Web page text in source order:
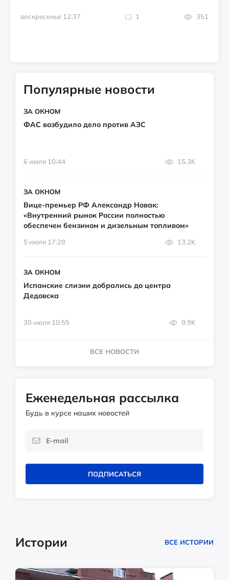
воскресенье 12:37 1 351
Популярные новости
ЗА ОКНОМ
ФАС возбудило дело против АЗС
6 июля 10:44 15.3K
ЗА ОКНОМ
Вице-премьер РФ Александр Новак:
«Внутренний рынок России полностью
обеспечен бензином и дизельным топливом»
5 июля 17:28 13.2K
ЗА ОКНОМ
Испанские слизни добрались до центра
Дедовска
30 июля 10:55 9.9K
ВСЕ НОВОСТИ
Еженедельная рассылка
Будь в курсе наших новостей
ПОДПИСАТЬСЯ
Истории ВСЕ ИСТОРИИ